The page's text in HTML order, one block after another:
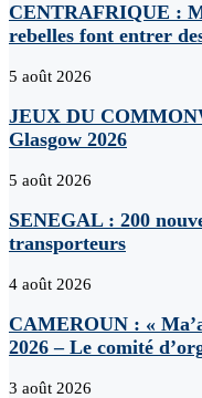
CENTRAFRIQUE :
rebelles font entrer
5 août 2026
JEUX DU
Glasgow 2026
5 août 2026
SENEGAL : 200
transporteurs
4 août 2026
CAMEROUN : «
2026 – Le comité
3 août 2026